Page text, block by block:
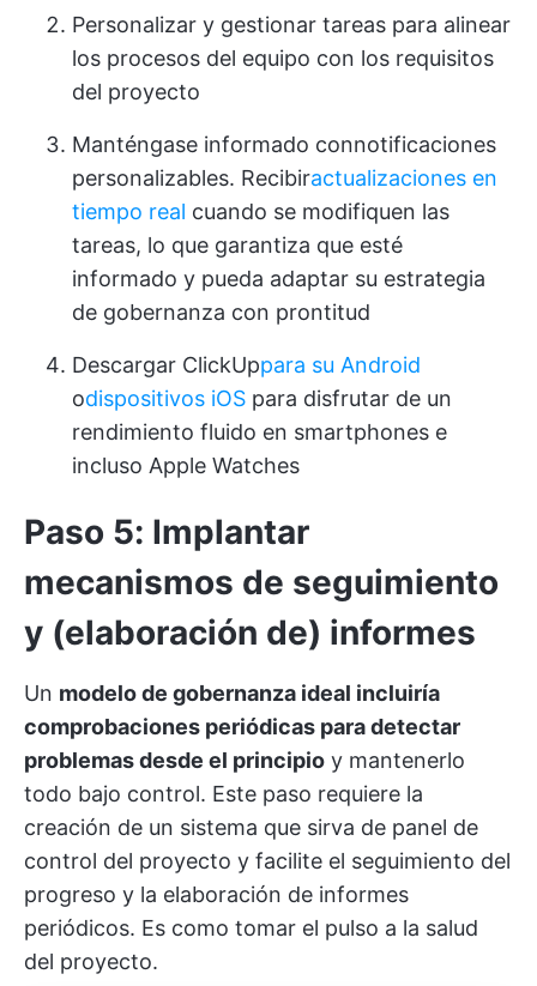
Personalizar y gestionar tareas para alinear
los procesos del equipo con los requisitos
del proyecto
Manténgase informado connotificaciones
personalizables. Recibiractualizaciones en
tiempo real cuando se modifiquen las
tareas, lo que garantiza que esté
informado y pueda adaptar su estrategia
de gobernanza con prontitud
Descargar ClickUppara su Android
odispositivos iOS para disfrutar de un
rendimiento fluido en smartphones e
incluso Apple Watches
Paso 5: Implantar
mecanismos de seguimiento
y (elaboración de) informes
Un modelo de gobernanza ideal incluiría
comprobaciones periódicas para detectar
problemas desde el principio y mantenerlo
todo bajo control. Este paso requiere la
creación de un sistema que sirva de panel de
control del proyecto y facilite el seguimiento del
progreso y la elaboración de informes
periódicos. Es como tomar el pulso a la salud
del proyecto.